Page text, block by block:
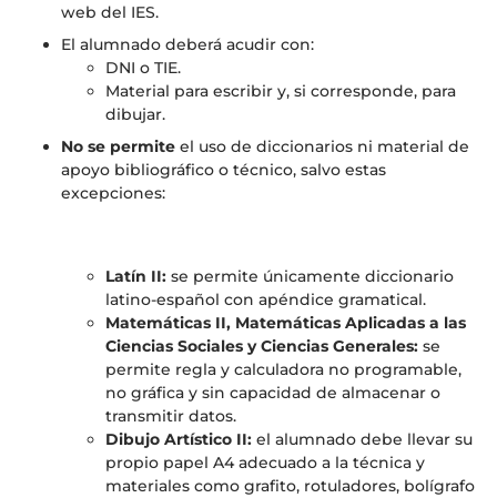
web del IES.
El alumnado deberá acudir con:
DNI o TIE.
Material para escribir y, si corresponde, para
dibujar.
No se permite el uso de diccionarios ni material de
apoyo bibliográfico o técnico, salvo estas
excepciones:
Latín II: se permite únicamente diccionario
latino-español con apéndice gramatical.
Matemáticas II, Matemáticas Aplicadas a las
Ciencias Sociales y Ciencias Generales: se
permite regla y calculadora no programable,
no gráfica y sin capacidad de almacenar o
transmitir datos.
Dibujo Artístico II: el alumnado debe llevar su
propio papel A4 adecuado a la técnica y
materiales como grafito, rotuladores, bolígrafo